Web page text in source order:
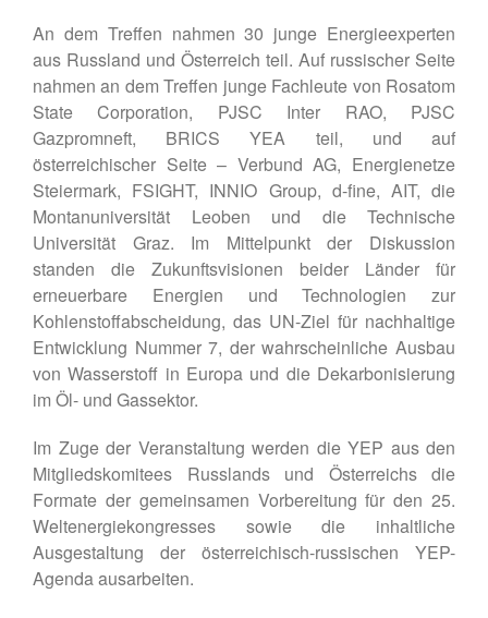
An dem Treffen nahmen 30 junge Energieexperten
aus Russland und Österreich teil. Auf russischer Seite
nahmen an dem Treffen junge Fachleute von Rosatom
State Corporation, PJSC Inter RAO, PJSC
Gazpromneft, BRICS YEA teil, und auf
österreichischer Seite – Verbund AG, Energienetze
Steiermark, FSIGHT, INNIO Group, d-fine, AIT, die
Montanuniversität Leoben und die Technische
Universität Graz. Im Mittelpunkt der Diskussion
standen die Zukunftsvisionen beider Länder für
erneuerbare Energien und Technologien zur
Kohlenstoffabscheidung, das UN-Ziel für nachhaltige
Entwicklung Nummer 7, der wahrscheinliche Ausbau
von Wasserstoff in Europa und die Dekarbonisierung
im Öl- und Gassektor.
Im Zuge der Veranstaltung werden die YEP aus den
Mitgliedskomitees Russlands und Österreichs die
Formate der gemeinsamen Vorbereitung für den 25.
Weltenergiekongresses sowie die inhaltliche
Ausgestaltung der österreichisch-russischen YEP-
Agenda ausarbeiten.